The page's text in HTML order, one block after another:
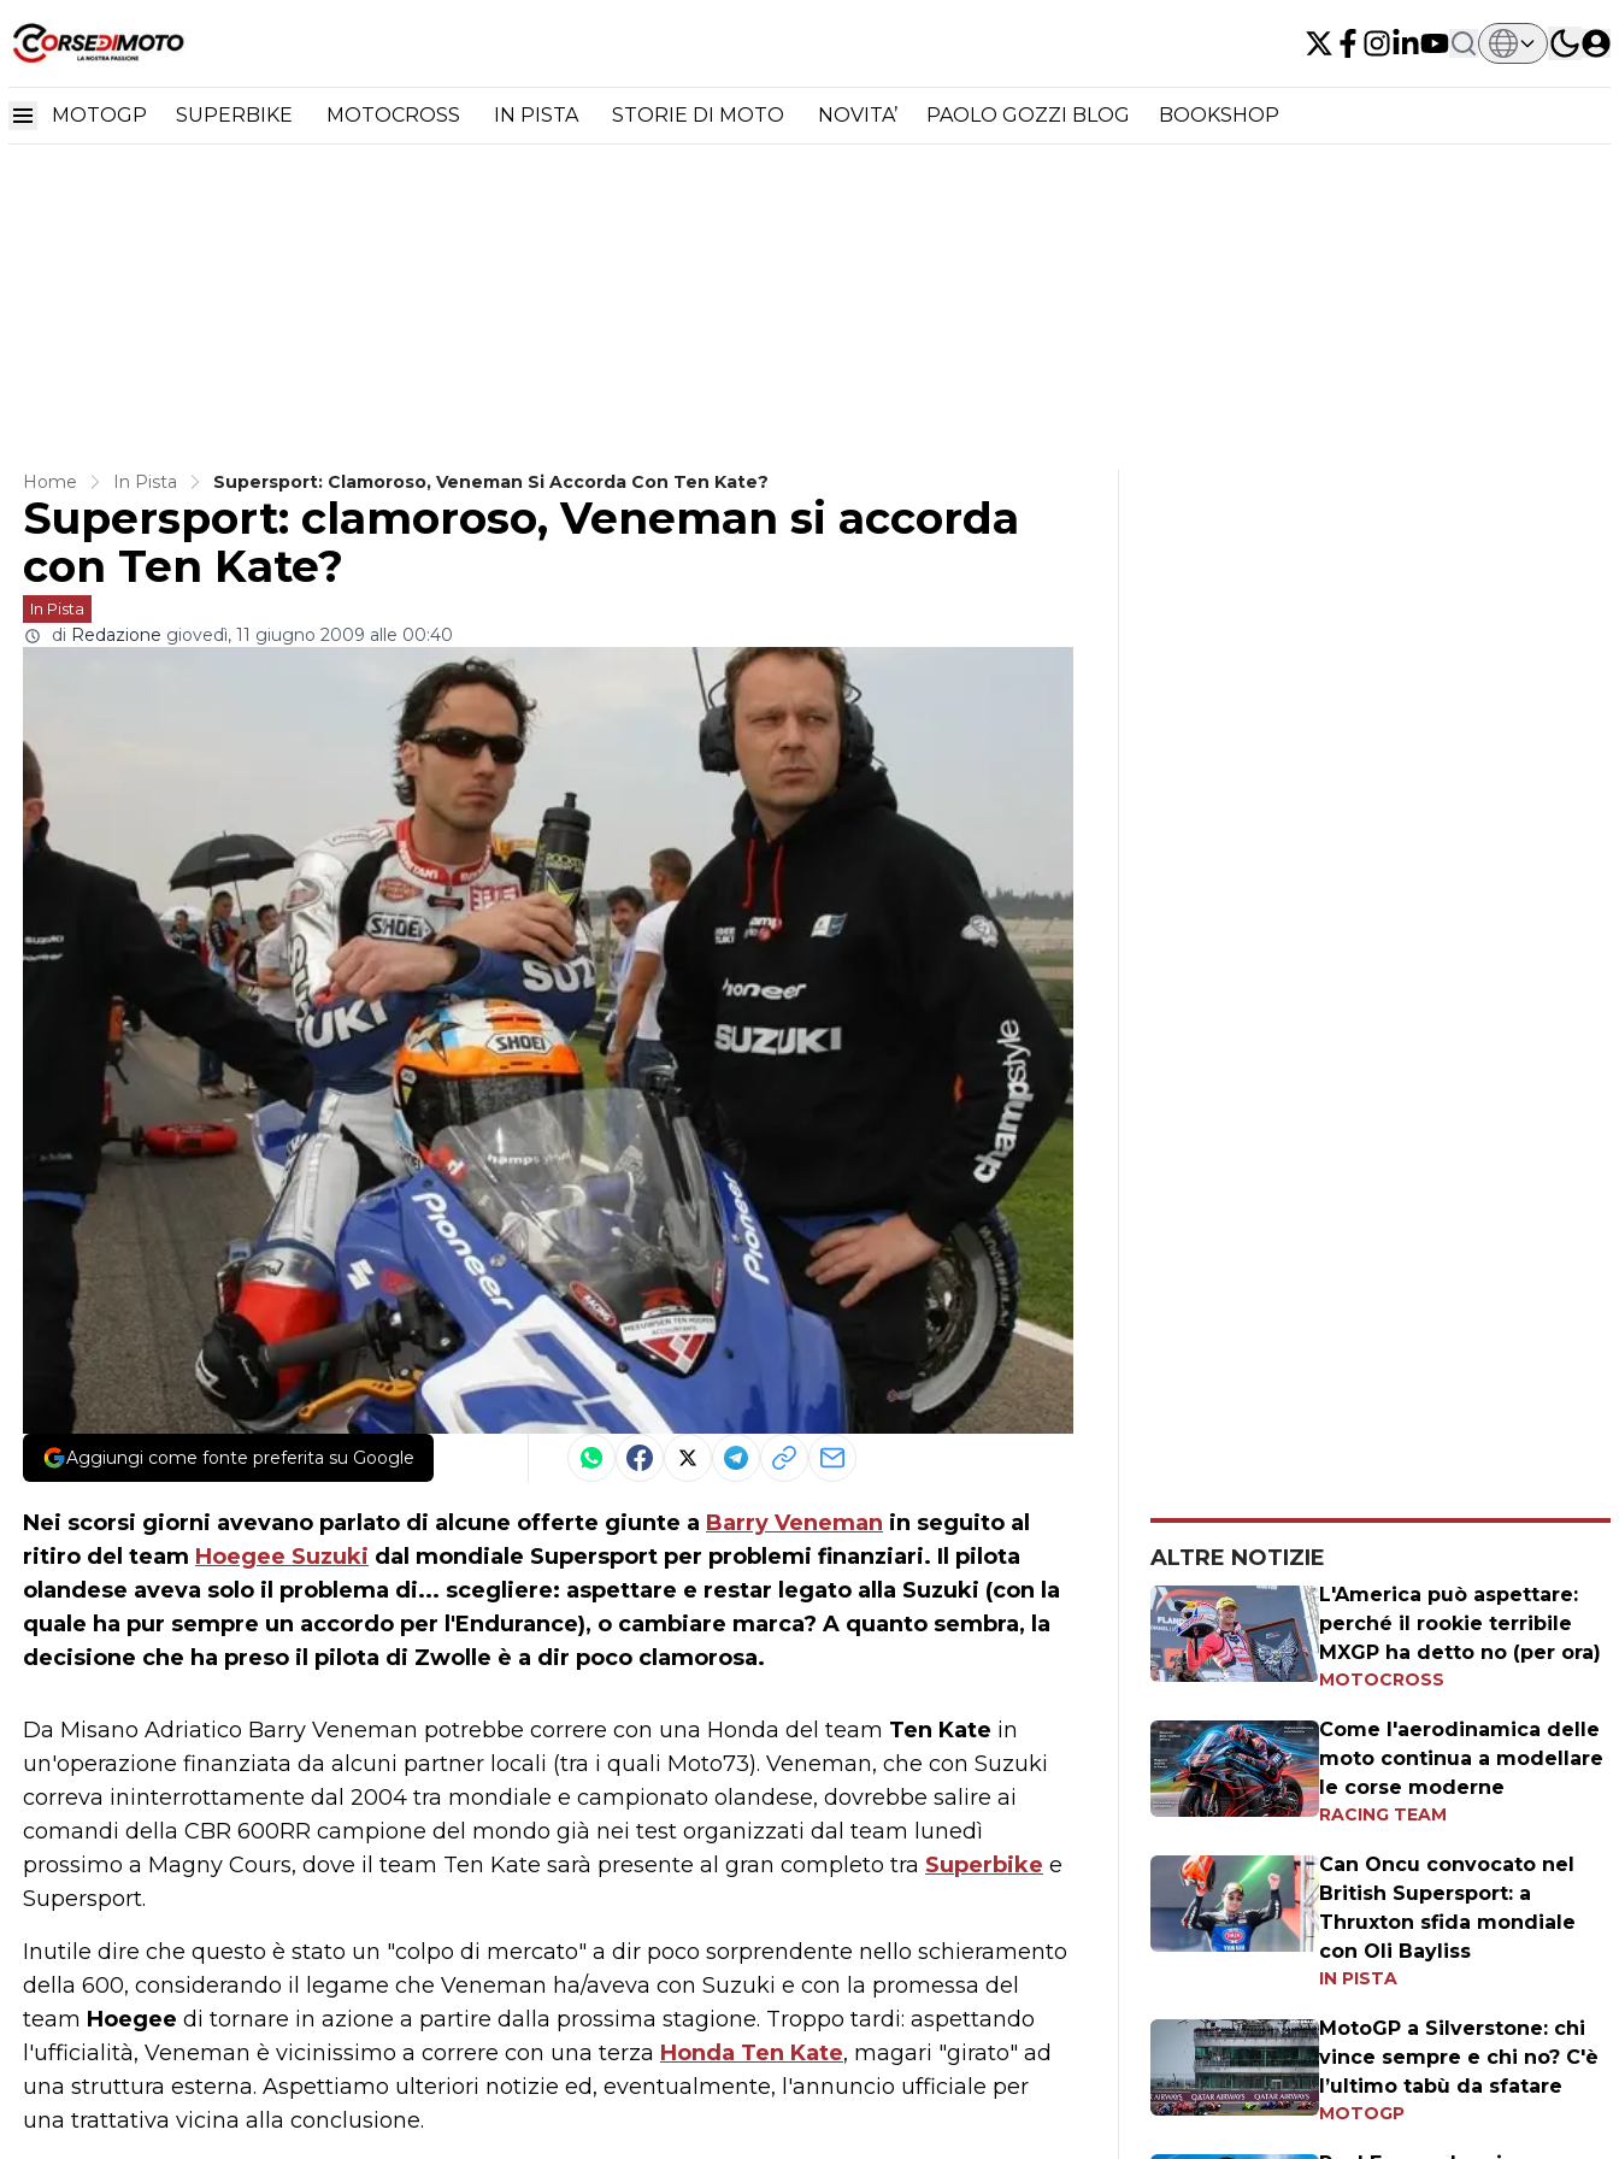
MOTOGP SUPERBIKE MOTOCROSS IN PISTA STORIE DI MOTO NOVITA’ PAOLO GOZZI BLOG BOOKSHOP
Home In Pista Supersport: Clamoroso, Veneman Si Accorda Con Ten Kate?
Supersport: clamoroso, Veneman si accorda
con Ten Kate?
In Pista
di Redazione giovedì, 11 giugno 2009 alle 00:40
Aggiungi come fonte preferita su Google
Nei scorsi giorni avevano parlato di alcune offerte giunte a Barry Veneman in seguito al
ritiro del team Hoegee Suzuki dal mondiale Supersport per problemi finanziari. Il pilota
olandese aveva solo il problema di... scegliere: aspettare e restar legato alla Suzuki (con la
quale ha pur sempre un accordo per l'Endurance), o cambiare marca? A quanto sembra, la
decisione che ha preso il pilota di Zwolle è a dir poco clamorosa.
Da Misano Adriatico Barry Veneman potrebbe correre con una Honda del team Ten Kate in
un'operazione finanziata da alcuni partner locali (tra i quali Moto73). Veneman, che con Suzuki
correva ininterrottamente dal 2004 tra mondiale e campionato olandese, dovrebbe salire ai
comandi della CBR 600RR campione del mondo già nei test organizzati dal team lunedì
prossimo a Magny Cours, dove il team Ten Kate sarà presente al gran completo tra Superbike e
Supersport.
Inutile dire che questo è stato un "colpo di mercato" a dir poco sorprendente nello schieramento
della 600, considerando il legame che Veneman ha/aveva con Suzuki e con la promessa del
team Hoegee di tornare in azione a partire dalla prossima stagione. Troppo tardi: aspettando
l'ufficialità, Veneman è vicinissimo a correre con una terza Honda Ten Kate, magari "girato" ad
una struttura esterna. Aspettiamo ulteriori notizie ed, eventualmente, l'annuncio ufficiale per
una trattativa vicina alla conclusione.
ALTRE NOTIZIE
L'America può aspettare:
perché il rookie terribile
MXGP ha detto no (per ora)
MOTOCROSS
Come l'aerodinamica delle
moto continua a modellare
le corse moderne
RACING TEAM
Can Oncu convocato nel
British Supersport: a
Thruxton sfida mondiale
con Oli Bayliss
IN PISTA
MotoGP a Silverstone: chi
vince sempre e chi no? C'è
l’ultimo tabù da sfatare
MOTOGP